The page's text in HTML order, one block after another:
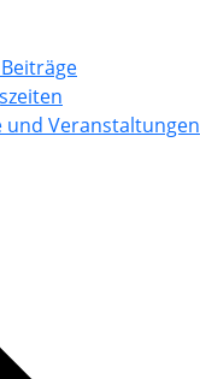
und Veranstaltungen